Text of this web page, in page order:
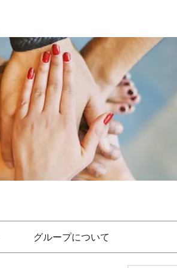
グループについて